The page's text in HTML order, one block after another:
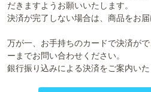
だきますようお願いいたします。
決済が完了しない場合は、商品をお届
万が一、お手持ちのカードで決済が
ーまでお問い合わせください。
銀行振り込みによる決済をご案内いた